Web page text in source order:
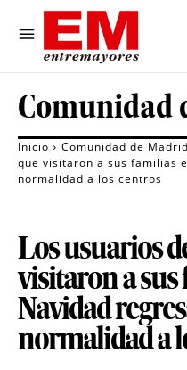
Comunidad
Inicio Comunidad de Madrid
que visitaron a sus familias
normalidad a los centros
Los usuarios
visitaron a
Navidad
normalidad a